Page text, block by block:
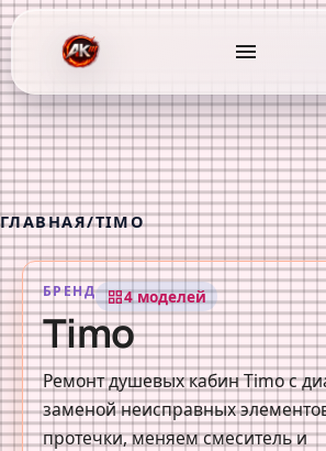
menu
ГЛАВНАЯ/TIMO
БРЕНД grid_view4 моделей
Timo
Ремонт душевых кабин Timo с
заменой неисправных
протечки, меняем смеситель и